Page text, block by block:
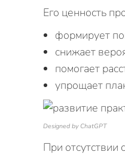
Его ценность
формирует
снижает
помогает
упрощает
Designed by ChatGPT
При отсутствии